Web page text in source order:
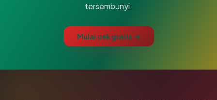
tersembunyi.
Mulai cek gratis →